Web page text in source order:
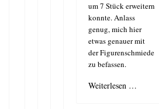
um 7 Stück erweitern
konnte. Anlass
genug, mich hier
etwas genauer mit
der Figurenschmiede
zu befassen.
Weiterlesen …